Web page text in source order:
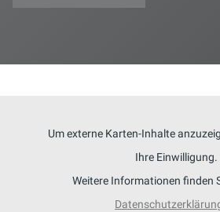
Um externe Karten-Inhalte
Ihre Einwilligung.
Weitere Informationen finden